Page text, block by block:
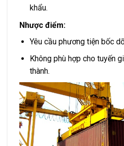
khẩu.
Nhược điểm:
Yêu cầu phương tiện bốc
Không phù hợp cho tuyến
thành.